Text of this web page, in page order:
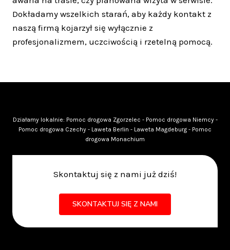
Dokładamy wszelkich starań, aby każdy kontakt z
naszą firmą kojarzył się wyłącznie z
profesjonalizmem, uczciwością i rzetelną pomocą.
Działamy lokalnie: Pomoc drogowa Zgorzelec - Pomoc drogowa Niemcy-
Pomoc drogowa Czechy - Laweta Berlin - Laweta Magdeburg - Pomoc
drogowa Monachium
Skontaktuj się z nami już dziś!
SKONTAKTUJ SIĘ Z NAMI